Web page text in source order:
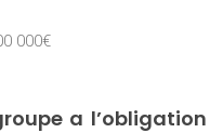
000€
a l’obligation